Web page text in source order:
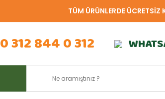
TÜM ÜRÜNLERDE ÜCRETSİZ
0 312 844 0 312